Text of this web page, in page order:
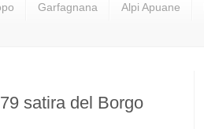
Garfagnana Alpi Apuane
satira del Borgo